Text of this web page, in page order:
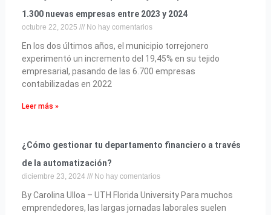
1.300 nuevas empresas entre 2023 y 2024
octubre 22, 2025 No hay comentarios
En los dos últimos años, el municipio torrejonero
experimentó un incremento del 19,45% en su tejido
empresarial, pasando de las 6.700 empresas
contabilizadas en 2022
Leer más »
¿Cómo gestionar tu departamento financiero a través
de la automatización?
diciembre 23, 2024 No hay comentarios
By Carolina Ulloa – UTH Florida University Para muchos
emprendedores, las largas jornadas laborales suelen